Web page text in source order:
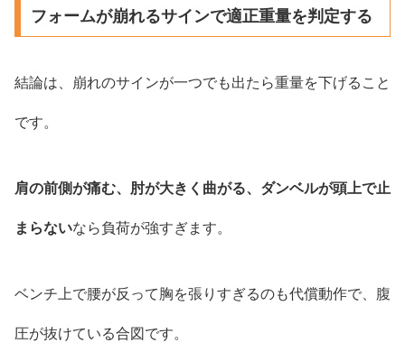
フォームが崩れるサインで適正重量を判定する
結論は、崩れのサインが一つでも出たら重量を下げること
です。
肩の前側が痛む、肘が大きく曲がる、ダンベルが頭上で止
まらないなら負荷が強すぎます。
ベンチ上で腰が反って胸を張りすぎるのも代償動作で、腹
圧が抜けている合図です。